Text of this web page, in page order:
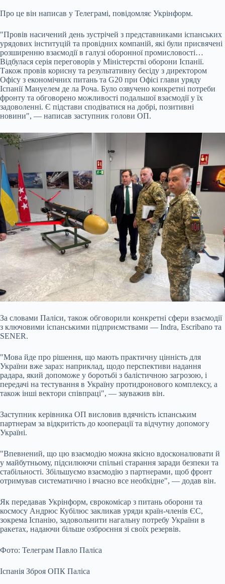
Про це він написав у Телеграмі, повідомляє Укрінформ.
"Провів насичений день зустрічей з представниками іспанських
урядових інституцій та провідних компаній, які були присвячені
розширенню взаємодії в галузі оборонної промисловості…
Відбулася серія переговорів у Міністерстві оборони Іспанії.
Також провів корисну та результативну бесіду з директором
Офісу з економічних питань та G20 при Офісі глави уряду
Іспанії Мануелем де ла Роча. Було озвучено конкретні потреби
фронту та обговорено можливості подальшої взаємодії у їх
задоволенні. Є підстави сподіватися на добрі, позитивні
новини", — написав заступник голови ОП.
За словами Паліси, також обговорили конкретні сфери взаємодії
з ключовими іспанськими підприємствами — Indra, Escribano та
SENER.
"Мова йде про рішення, що мають практичну цінність для
України вже зараз: наприклад, щодо перспективи надання
радара, який допоможе у боротьбі з балістичною загрозою, і
передачі на тестування в Україну протидронового комплексу, а
також інші вектори співпраці", — зауважив він.
Заступник керівника ОП висловив вдячність іспанським
партнерам за відкритість до кооперації та відчутну допомогу
Україні.
"Впевнений, що цю взаємодію можна якісно вдосконалювати й
у майбутньому, підсилюючи спільні старання заради безпеки та
стабільності. Збільшуємо взаємодію з партнерами, щоб фронт
отримував систематично і вчасно все необхідне", — додав він.
Як передавав Укрінформ, єврокомісар з питань оборони та
космосу Андрюс Кубілюс закликав уряди країн-членів ЄС,
зокрема Іспанію, задовольнити нагальну потребу України в
ракетах, надаючи більше озброєння зі своїх резервів.
Фото: Телеграм Павло Паліса
Іспанія Зброя ОПК Паліса